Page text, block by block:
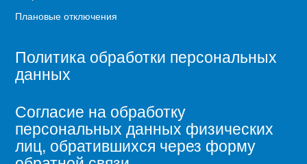
Плановые отключения
Политика обработки персональных
данных
Согласие на обработку
персональных данных физических
лиц, обратившихся через форму